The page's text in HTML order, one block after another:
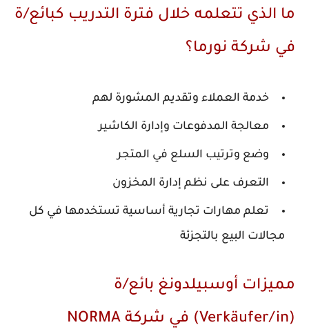
الذي تتعلمه خلال فترة التدريب كبائع/ة
شركة نورما؟
خدمة العملاء وتقديم المشورة لهم
معالجة المدفوعات وإدارة الكاشير
وضع وترتيب السلع في المتجر
التعرف على نظم إدارة المخزون
تعلم مهارات تجارية أساسية تستخدمها في كل
مجالات البيع بالتجزئة
أوسبيلدونغ بائع/ة